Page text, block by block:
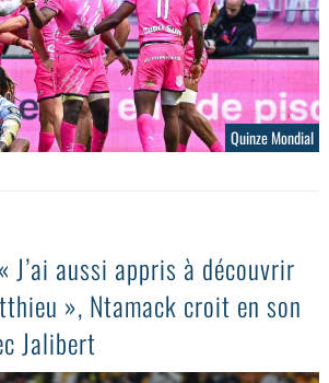
Quinze Mondial
J’ai aussi appris à découvrir
», Ntamack croit en son
Jalibert